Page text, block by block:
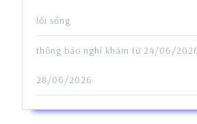
lối sống
thông báo nghỉ khám từ 24/06/
28/06/2026